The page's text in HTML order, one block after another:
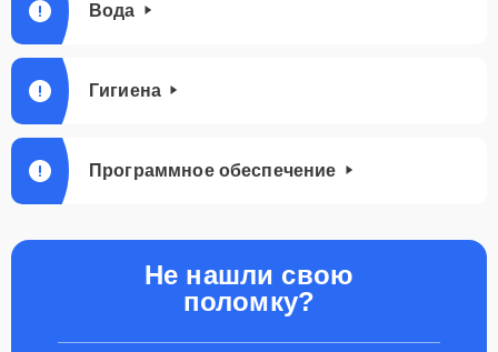
Вода
Гигиена
Программное обеспечение
Не нашли свою
поломку?